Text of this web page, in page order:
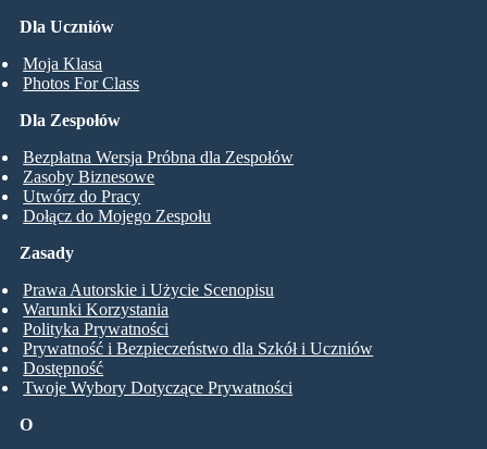
Dla Uczniów
Moja Klasa
Photos For Class
Dla Zespołów
Bezpłatna Wersja Próbna dla Zespołów
Zasoby Biznesowe
Utwórz do Pracy
Dołącz do Mojego Zespołu
O
Zasady
Prawa Autorskie i Użycie Scenopisu
Warunki Korzystania
Polityka Prywatności
Prywatność i Bezpieczeństwo dla Szkół i Uczniów
Dostępność
Twoje Wybory Dotyczące Prywatności